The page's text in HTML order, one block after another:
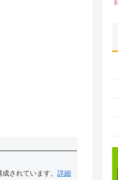
されています。 詳細